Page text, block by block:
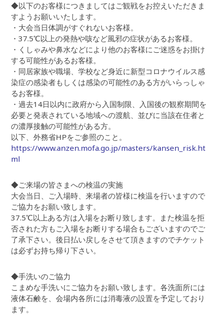
◆以下のお客様につきましてはご観戦をお控えいただきま
すようお願いいたします。
・大会当日体調がすぐれないお客様。
・37.5℃以上の発熱や咳など風邪の症状があるお客様。
・くしゃみや鼻水などにより他のお客様にご迷惑をお掛け
する可能性があるお客様。
・同居家族や職場、学校など身近に新型コロナウイルス感
染症の感染者もしくは感染の可能性のある方がいらっしゃ
るお客様。
・過去14日以内に政府から入国制限、入国後の観察期間を
必要と発表されている地域への渡航、並びに当該在住者と
の濃厚接触の可能性がある方。
以下、外務省HPをご参照のこと。
https://www.anzen.mofa.go.jp/masters/kansen_risk.ht
ml
◆ご来場の皆さまへの検温の実施
大会当日、ご入場時、来場者の皆様に検温を行いますので
ご協力をお願い致します。
37.5℃以上ある方は入場をお断り致します。また検温を拒
否された方もご入場をお断りする場合もございますのでご
了承下さい。後日払い戻しをさせて頂きますのでチケット
は必ずお持ち帰り下さい。
◆手洗いのご協力
こまめな手洗いにご協力をお願い致します。各洗面所には
液体石鹸を、会場内各所には消毒液の設置を予定しており
ます。